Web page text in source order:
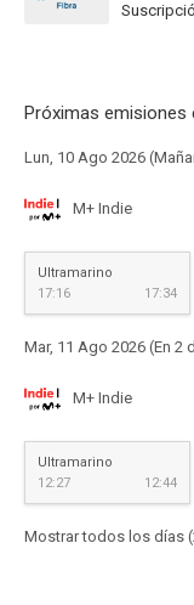
Próximas emisiones
Lun, 10 Ago 2026
M+ Indie
Ultramarino
17:16
17:34
Mar, 11 Ago 2026 (En 2
M+ Indie
Ultramarino
12:27
12:44
Mostrar todos los días